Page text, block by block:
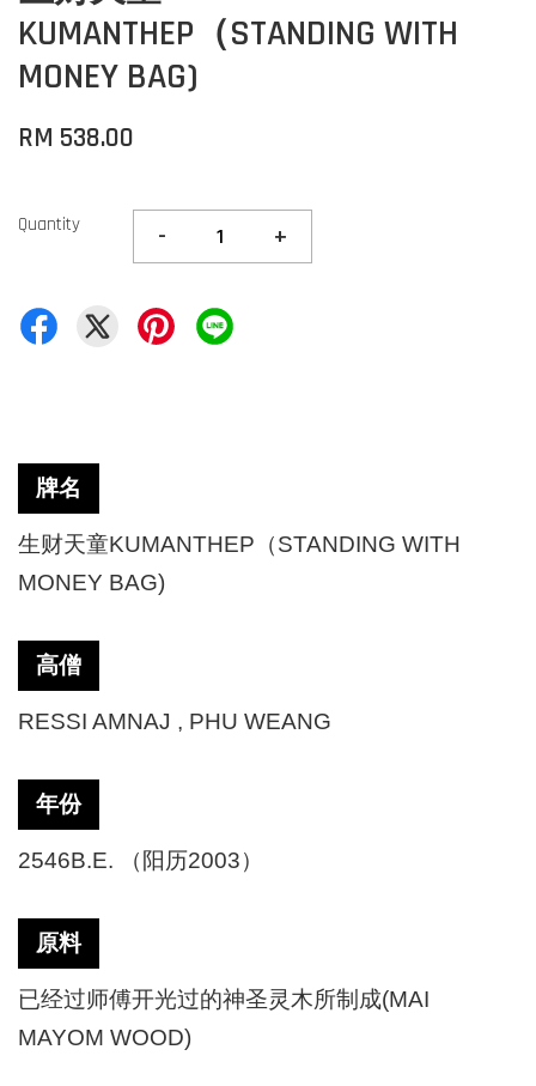
KUMANTHEP（STANDING WITH
MONEY BAG)
RM 538.00
Quantity - +
牌名
生财天童KUMANTHEP（STANDING WITH
MONEY BAG)
高僧
RESSI AMNAJ , PHU WEANG
年份
2546B.E. （阳历2003）
原料
已经过师傅开光过的神圣灵木所制成(MAI
MAYOM WOOD)